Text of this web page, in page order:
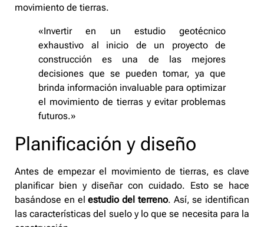
movimiento de tierras.
«Invertir en un estudio geotécnico
exhaustivo al inicio de un proyecto de
construcción es una de las mejores
decisiones que se pueden tomar, ya que
brinda información invaluable para optimizar
el movimiento de tierras y evitar problemas
futuros.»
Planificación y diseño
Antes de empezar el movimiento de tierras, es clave
planificar bien y diseñar con cuidado. Esto se hace
basándose en elestudio del terreno. Así, se identifican
las características del suelo y lo que se necesita para la